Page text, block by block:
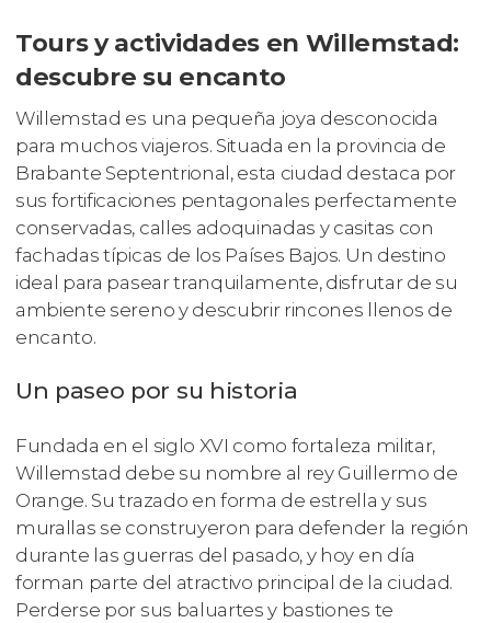
Tours y actividades en Willemstad:
descubre su encanto
Willemstad es una pequeña joya desconocida
para muchos viajeros. Situada en la provincia de
Brabante Septentrional, esta ciudad destaca por
sus fortificaciones pentagonales perfectamente
conservadas, calles adoquinadas y casitas con
fachadas típicas de los Países Bajos. Un destino
ideal para pasear tranquilamente, disfrutar de su
ambiente sereno y descubrir rincones llenos de
encanto.
Un paseo por su historia
Fundada en el siglo XVI como fortaleza militar,
Willemstad debe su nombre al rey Guillermo de
Orange. Su trazado en forma de estrella y sus
murallas se construyeron para defender la región
durante las guerras del pasado, y hoy en día
forman parte del atractivo principal de la ciudad.
Perderse por sus baluartes y bastiones te